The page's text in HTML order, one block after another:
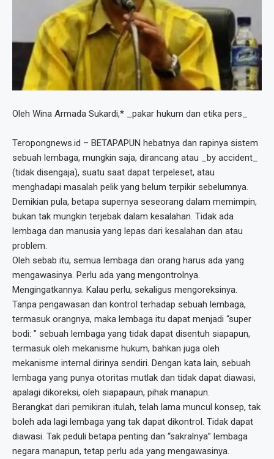
Oleh Wina Armada Sukardi,* _pakar hukum dan etika pers_
Teropongnews.id – BETAPAPUN hebatnya dan rapinya sistem
sebuah lembaga, mungkin saja, dirancang atau _by accident_
(tidak disengaja), suatu saat dapat terpeleset, atau
menghadapi masalah pelik yang belum terpikir sebelumnya.
Demikian pula, betapa supernya seseorang dalam memimpin,
bukan tak mungkin terjebak dalam kesalahan. Tidak ada
lembaga dan manusia yang lepas dari kesalahan dan atau
problem.
Oleh sebab itu, semua lembaga dan orang harus ada yang
mengawasinya. Perlu ada yang mengontrolnya.
Mengingatkannya. Kalau perlu, sekaligus mengoreksinya.
Tanpa pengawasan dan kontrol terhadap sebuah lembaga,
termasuk orangnya, maka lembaga itu dapat menjadi “super
bodi: ” sebuah lembaga yang tidak dapat disentuh siapapun,
termasuk oleh mekanisme hukum, bahkan juga oleh
mekanisme internal dirinya sendiri. Dengan kata lain, sebuah
lembaga yang punya otoritas mutlak dan tidak dapat diawasi,
apalagi dikoreksi, oleh siapapaun, pihak manapun.
Berangkat dari pemikiran itulah, telah lama muncul konsep, tak
boleh ada lagi lembaga yang tak dapat dikontrol. Tidak dapat
diawasi. Tak peduli betapa penting dan “sakralnya” lembaga
negara manapun, tetap perlu ada yang mengawasinya.